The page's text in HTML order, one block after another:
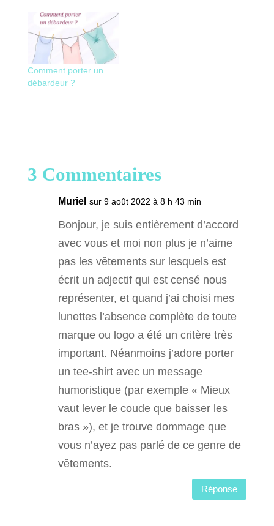
Comment porter un
débardeur ?
3 Commentaires
Muriel sur 9 août 2022 à 8 h 43 min
Bonjour, je suis entièrement d’accord
avec vous et moi non plus je n’aime
pas les vêtements sur lesquels est
écrit un adjectif qui est censé nous
représenter, et quand j’ai choisi mes
lunettes l’absence complète de toute
marque ou logo a été un critère très
important. Néanmoins j’adore porter
un tee-shirt avec un message
humoristique (par exemple « Mieux
vaut lever le coude que baisser les
bras »), et je trouve dommage que
vous n’ayez pas parlé de ce genre de
vêtements.
Réponse